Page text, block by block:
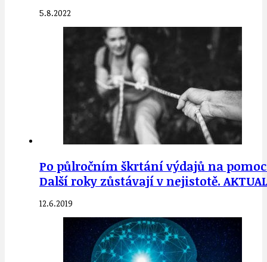
5.8.2022
Po půlročním škrtání výdajů na
Další roky zůstávají v nejistotě.
12.6.2019